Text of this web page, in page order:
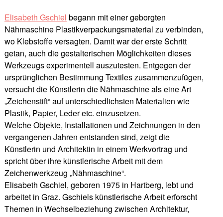
Elisabeth Gschiel begann mit einer geborgten
Nähmaschine Plastikverpackungsmaterial zu verbinden,
wo Klebstoffe versagten. Damit war der erste Schritt
getan, auch die gestalterischen Möglichkeiten dieses
Werkzeugs experimentell auszutesten. Entgegen der
ursprünglichen Bestimmung Textiles zusammenzufügen,
versucht die Künstlerin die Nähmaschine als eine Art
„Zeichenstift“ auf unterschiedlichsten Materialien wie
Plastik, Papier, Leder etc. einzusetzen.
Welche Objekte, Installationen und Zeichnungen in den
vergangenen Jahren entstanden sind, zeigt die
Künstlerin und Architektin in einem Werkvortrag und
spricht über ihre künstlerische Arbeit mit dem
Zeichenwerkzeug „Nähmaschine“.
Elisabeth Gschiel, geboren 1975 in Hartberg, lebt und
arbeitet in Graz. Gschiels künstlerische Arbeit erforscht
Themen in Wechselbeziehung zwischen Architektur,